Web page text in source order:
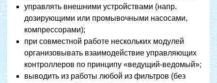
управлять внешними устройствами (напр.
дозирующими или промывочными насосами,
компрессорами);
при совместной работе нескольких модулей
организовывать взаимодействие управляющих
контроллеров по принципу «ведущий-ведомый»;
выводить из работы любой из фильтров (без